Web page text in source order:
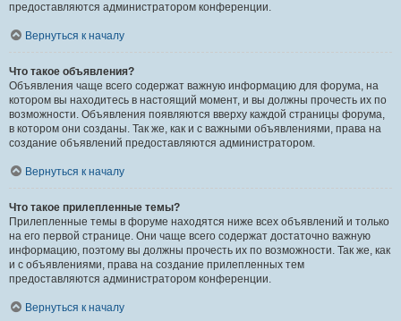
предоставляются администратором конференции.
Вернуться к началу
Что такое объявления?
Объявления чаще всего содержат важную информацию для форума, на
котором вы находитесь в настоящий момент, и вы должны прочесть их по
возможности. Объявления появляются вверху каждой страницы форума,
в котором они созданы. Так же, как и с важными объявлениями, права на
создание объявлений предоставляются администратором.
Вернуться к началу
Что такое прилепленные темы?
Прилепленные темы в форуме находятся ниже всех объявлений и только
на его первой странице. Они чаще всего содержат достаточно важную
информацию, поэтому вы должны прочесть их по возможности. Так же, как
и с объявлениями, права на создание прилепленных тем
предоставляются администратором конференции.
Вернуться к началу